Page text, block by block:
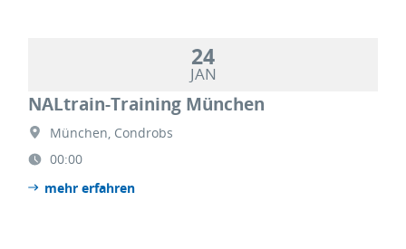
24
JAN
NALtrain-Training München
München, Condrobs
00:00
mehr erfahren